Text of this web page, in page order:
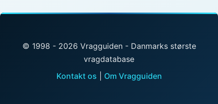
© 1998 - 2026 Vragguiden - Danmarks største
vragdatabase
Kontakt os
Om Vragguiden